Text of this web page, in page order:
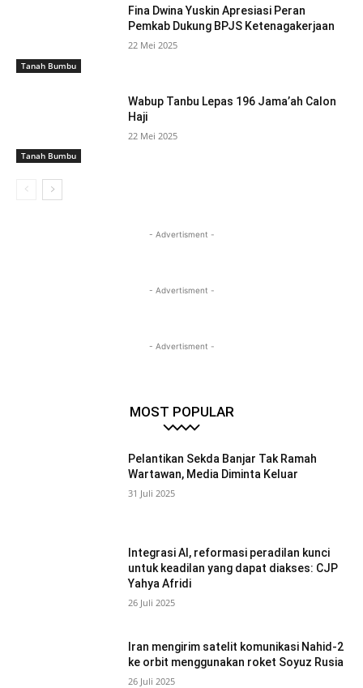
Tanah Bumbu
Fina Dwina Yuskin Apresiasi Peran
Pemkab Dukung BPJS Ketenagakerjaan
22 Mei 2025
Tanah Bumbu
Wabup Tanbu Lepas 196 Jama’ah Calon
Haji
22 Mei 2025
- Advertisment -
- Advertisment -
- Advertisment -
MOST POPULAR
Pelantikan Sekda Banjar Tak Ramah
Wartawan, Media Diminta Keluar
31 Juli 2025
Integrasi AI, reformasi peradilan kunci
untuk keadilan yang dapat diakses: CJP
Yahya Afridi
26 Juli 2025
Iran mengirim satelit komunikasi Nahid-2
ke orbit menggunakan roket Soyuz Rusia
26 Juli 2025